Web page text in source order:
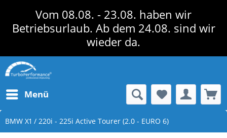
Vom 08.08. - 23.08. haben wir
Betriebsurlaub. Ab dem 24.08. sind wir
wieder da.
Menü
BMW X1 / 220i - 225i Active Tourer (2.0 - EURO 6)